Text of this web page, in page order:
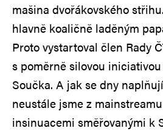
mašina dvořákovského
hlavně koaličně laděným
Proto vystartoval člen Rady
s poměrně silovou
Součka. A jak se dny
neustále jsme z
insinuacemi směřovanými k